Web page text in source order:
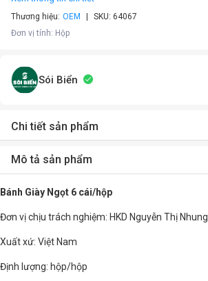
Thương hiệu: OEM SKU: 64067
Đơn vị tính: Hộp
Sói Biển
Chi tiết sản phẩm
Mô tả sản phẩm
Bánh Giày Ngọt 6 cái/hộp
Đơn vị chịu trách nghiệm: HKD Nguyễn Thị Nhung
Xuất xứ: Việt Nam
Định lượng: hộp/hộp